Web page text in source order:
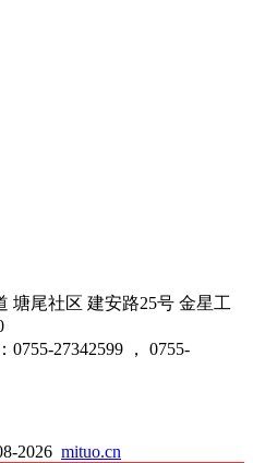
塘尾社区 建安路25号 金星工
0755-27342599 ， 0755-
2026 mituo.cn